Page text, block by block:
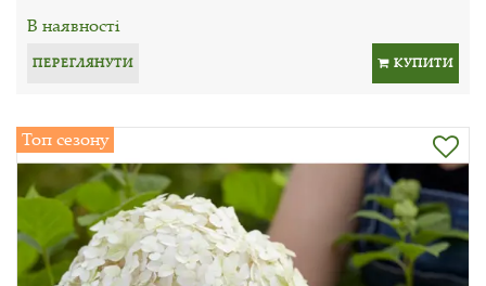
В наявності
ПЕРЕГЛЯНУТИ КУПИТИ
Топ сезону